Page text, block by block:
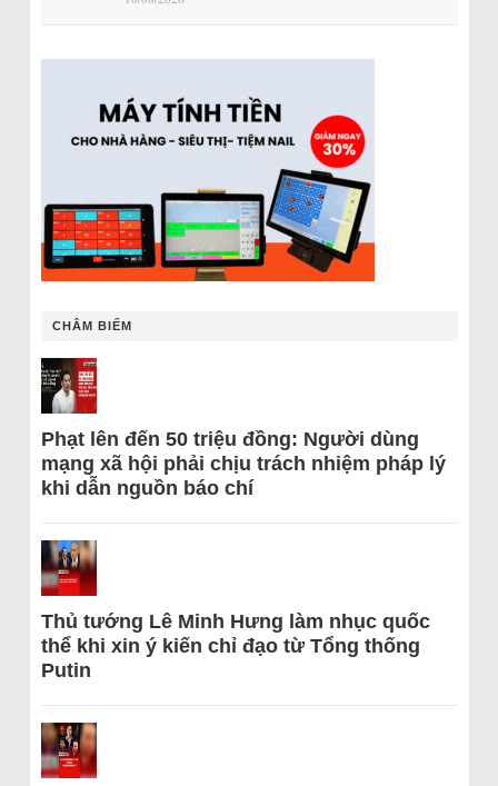
CHÂM BIẾM
Phạt lên đến 50 triệu đồng: Người dùng
mạng xã hội phải chịu trách nhiệm pháp lý
khi dẫn nguồn báo chí
Thủ tướng Lê Minh Hưng làm nhục quốc
thể khi xin ý kiến chỉ đạo từ Tổng thống
Putin